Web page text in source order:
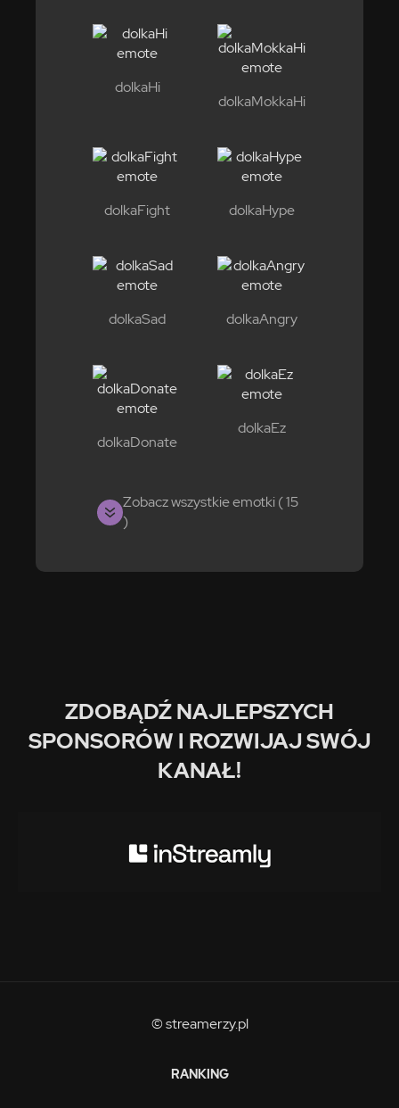
dolkaHi
dolkaMokkaHi
dolkaFight dolkaHype
dolkaSad dolkaAngry
dolkaDonate
dolkaEz
Zobacz wszystkie emotki ( 15
)
ZDOBĄDŹ NAJLEPSZYCH
SPONSORÓW I ROZWIJAJ SWÓJ
KANAŁ!
© streamerzy.pl
RANKING